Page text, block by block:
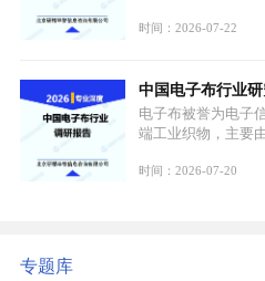
道。贵州茅台凭借
业。
时间：2026-07-22
中国电子布行业
电子布被誉为电子
端工业织物，主要
生产制造过程中不
时间：2026-07-20
专题库